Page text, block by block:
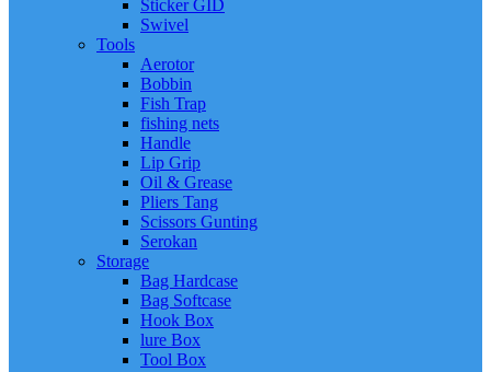
Sticker GID
Swivel
Tools
Aerotor
Bobbin
Fish Trap
fishing nets
Handle
Lip Grip
Oil & Grease
Pliers Tang
Scissors Gunting
Serokan
Storage
Bag Hardcase
Bag Softcase
Hook Box
lure Box
Tool Box